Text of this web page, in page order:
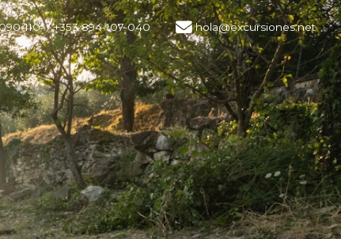
110 / +353 894-107-040 hola@excursiones.net